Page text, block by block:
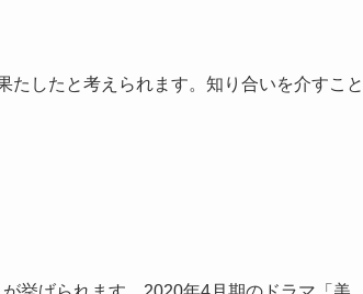
たしたと考えられます。知り合いを介すこと